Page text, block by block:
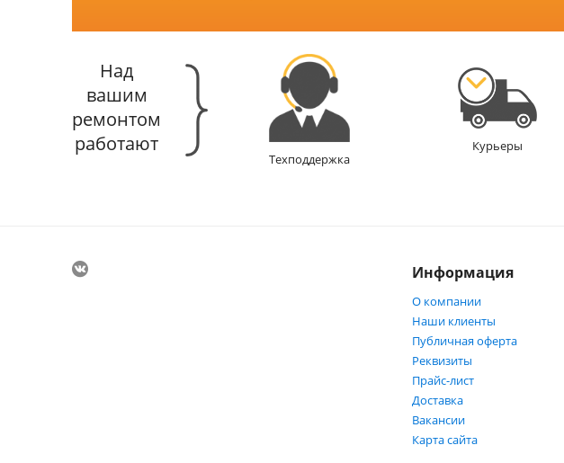
Над
вашим
ремонтом
работают
Техподдержка
Курьеры
Информация
О компании
Наши клиенты
Публичная оферта
Реквизиты
Прайс-лист
Доставка
Вакансии
Карта сайта